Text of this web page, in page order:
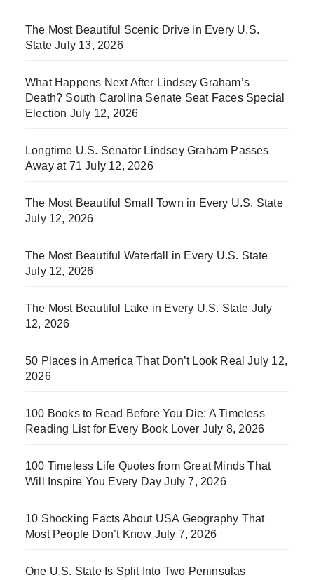
The Most Beautiful Scenic Drive in Every U.S.
State July 13, 2026
What Happens Next After Lindsey Graham’s
Death? South Carolina Senate Seat Faces Special
Election July 12, 2026
Longtime U.S. Senator Lindsey Graham Passes
Away at 71 July 12, 2026
The Most Beautiful Small Town in Every U.S. State
July 12, 2026
The Most Beautiful Waterfall in Every U.S. State
July 12, 2026
The Most Beautiful Lake in Every U.S. State July
12, 2026
50 Places in America That Don’t Look Real July 12,
2026
100 Books to Read Before You Die: A Timeless
Reading List for Every Book Lover July 8, 2026
100 Timeless Life Quotes from Great Minds That
Will Inspire You Every Day July 7, 2026
10 Shocking Facts About USA Geography That
Most People Don’t Know July 7, 2026
One U.S. State Is Split Into Two Peninsulas